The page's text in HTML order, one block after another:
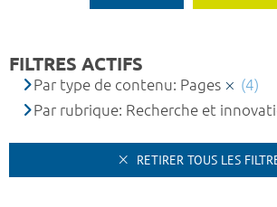
FILTRES ACTIFS
Par type de contenu: Pages
(4)
Par rubrique: Recherche et
RETIRER TOUS LES